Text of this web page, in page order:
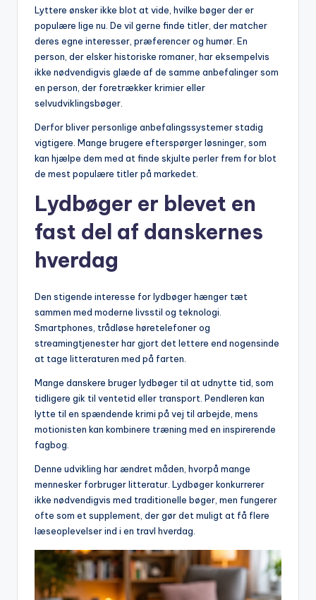
Lyttere ønsker ikke blot at vide, hvilke bøger der er
populære lige nu. De vil gerne finde titler, der matcher
deres egne interesser, præferencer og humør. En
person, der elsker historiske romaner, har eksempelvis
ikke nødvendigvis glæde af de samme anbefalinger som
en person, der foretrækker krimier eller
selvudviklingsbøger.
Derfor bliver personlige anbefalingssystemer stadig
vigtigere. Mange brugere efterspørger løsninger, som
kan hjælpe dem med at finde skjulte perler frem for blot
de mest populære titler på markedet.
Lydbøger er blevet en
fast del af danskernes
hverdag
Den stigende interesse for lydbøger hænger tæt
sammen med moderne livsstil og teknologi.
Smartphones, trådløse høretelefoner og
streamingtjenester har gjort det lettere end nogensinde
at tage litteraturen med på farten.
Mange danskere bruger lydbøger til at udnytte tid, som
tidligere gik til ventetid eller transport. Pendleren kan
lytte til en spændende krimi på vej til arbejde, mens
motionisten kan kombinere træning med en inspirerende
fagbog.
Denne udvikling har ændret måden, hvorpå mange
mennesker forbruger litteratur. Lydbøger konkurrerer
ikke nødvendigvis med traditionelle bøger, men fungerer
ofte som et supplement, der gør det muligt at få flere
læseoplevelser ind i en travl hverdag.